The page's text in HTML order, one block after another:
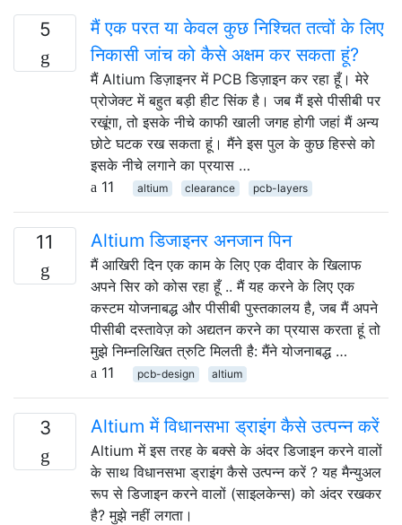
5
मैं एक परत या केवल कुछ निश्चित तत्वों के लिए
निकासी जांच को कैसे अक्षम कर सकता हूं?
मैं Altium डिज़ाइनर में PCB डिज़ाइन कर रहा हूँ। मेरे
प्रोजेक्ट में बहुत बड़ी हीट सिंक है। जब मैं इसे पीसीबी पर
रखूंगा, तो इसके नीचे काफी खाली जगह होगी जहां मैं अन्य
छोटे घटक रख सकता हूं। मैंने इस पुल के कुछ हिस्से को
इसके नीचे लगाने का प्रयास …
11
altium clearance pcb-layers
11 Altium डिजाइनर अनजान पिन
मैं आखिरी दिन एक काम के लिए एक दीवार के खिलाफ
अपने सिर को कोस रहा हूँ .. मैं यह करने के लिए एक
कस्टम योजनाबद्ध और पीसीबी पुस्तकालय है, जब मैं अपने
पीसीबी दस्तावेज़ को अद्यतन करने का प्रयास करता हूं तो
मुझे निम्नलिखित त्रुटि मिलती है: मैंने योजनाबद्ध …
11
pcb-design altium
3 Altium में विधानसभा ड्राइंग कैसे उत्पन्न करें
Altium में इस तरह के बक्से के अंदर डिजाइन करने वालों
के साथ विधानसभा ड्राइंग कैसे उत्पन्न करें ? यह मैन्युअल
रूप से डिजाइन करने वालों (साइलकेन्स) को अंदर रखकर
है? मुझे नहीं लगता।